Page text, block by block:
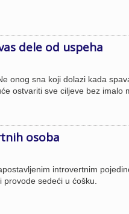
dele od uspeha
onog sna koji dolazi kada
ostvariti sve ciljeve bez imalo
osoba
introvertnim
sedeći u ćošku.